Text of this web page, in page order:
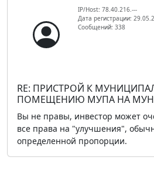
IP/Host: 78.40.216.---
Дата регистрации:
Сообщений: 338
RE: ПРИСТРОЙ К
ПОМЕЩЕНИЮ МУПА НА
Вы не правы, инвестор может
все права на "улучшения",
определенной пропорции.